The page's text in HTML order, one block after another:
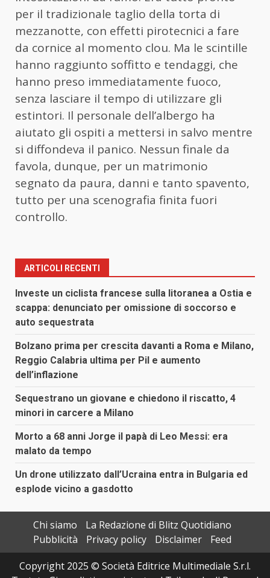
per il tradizionale taglio della torta di
mezzanotte, con effetti pirotecnici a fare
da cornice al momento clou. Ma le scintille
hanno raggiunto soffitto e tendaggi, che
hanno preso immediatamente fuoco,
senza lasciare il tempo di utilizzare gli
estintori. Il personale dell’albergo ha
aiutato gli ospiti a mettersi in salvo mentre
si diffondeva il panico. Nessun finale da
favola, dunque, per un matrimonio
segnato da paura, danni e tanto spavento,
tutto per una scenografia finita fuori
controllo.
ARTICOLI RECENTI
Investe un ciclista francese sulla litoranea a Ostia e
scappa: denunciato per omissione di soccorso e
auto sequestrata
Bolzano prima per crescita davanti a Roma e Milano,
Reggio Calabria ultima per Pil e aumento
dell’inflazione
Sequestrano un giovane e chiedono il riscatto, 4
minori in carcere a Milano
Morto a 68 anni Jorge il papà di Leo Messi: era
malato da tempo
Un drone utilizzato dall’Ucraina entra in Bulgaria ed
esplode vicino a gasdotto
Chi siamo
La Redazione di Blitz Quotidiano
Pubblicità
Privacy policy Disclaimer
Feed
Copyright 2025 © Società Editrice Multimediale S.r.l.